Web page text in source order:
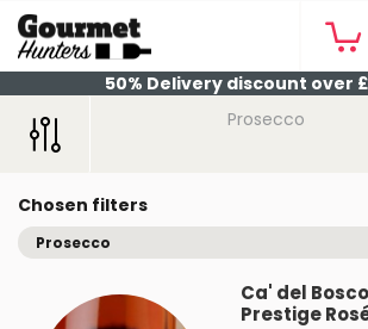
50% Delivery discount over
Prosecco
Chosen filters
Prosecco
Ca' del
Prestige